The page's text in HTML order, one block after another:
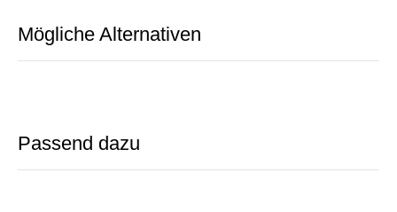
Mögliche Alternativen
Passend dazu